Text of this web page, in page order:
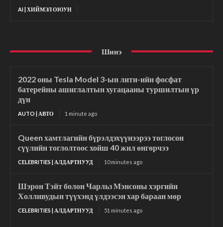
AI | ХИЙМЭЛ ОЮУН
Шинэ
2022 оны Tesla Model 3-ын лити-ийн фосфат
батерейны ашиглалтын хугацааны туршилтын үр
дүн
AUTO | АВТО 1 minute ago
Queen хамтлагийн бүрэлдэхүүнээрээ тоглосон
сүүлийн тоглолтоос хойш 40 жил өнгөрчээ
CELEBRITIES | АЛДАРТНУУД 10 minutes ago
Шэрон Тэйт болон Чарльз Мэнсоны хэргийн
Холливудын түүхэнд үлдээсэн хар бараан мөр
CELEBRITIES | АЛДАРТНУУД 51 minutes ago